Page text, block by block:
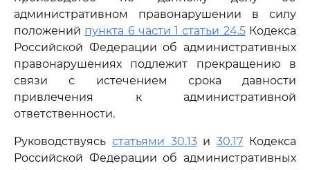
административном правонарушении в силу
положений пункта 6 части 1 статьи 24.5Кодекса
Российской Федерации об административных
правонарушениях подлежит прекращению в
связи с истечением срока давности
привлечения к административной
ответственности.
Руководствуясь статьями 30.13и30.17 Кодекса
Российской Федерации об административных